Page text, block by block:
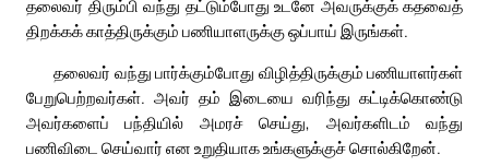
தலைவர் திரும்பி வந்து தட்டும்போது உடனே அவருக்குக் கதவைத்
திறக்கக் காத்திருக்கும் பணியாளருக்கு ஒப்பாய் இருங்கள்.
தலைவர் வந்து பார்க்கும்போது விழித்திருக்கும் பணியாளர்கள்
பேறுபெற்றவர்கள். அவர் தம் இடையை வரிந்து கட்டிக்கொண்டு
அவர்களைப் பந்தியில் அமரச் செய்து, அவர்களிடம் வந்து
பணிவிடை செய்வார் என உறுதியாக உங்களுக்குச் சொல்கிறேன்.